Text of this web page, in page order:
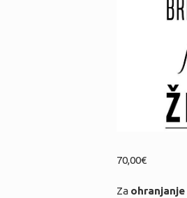
70,00€
Za ohranjanje